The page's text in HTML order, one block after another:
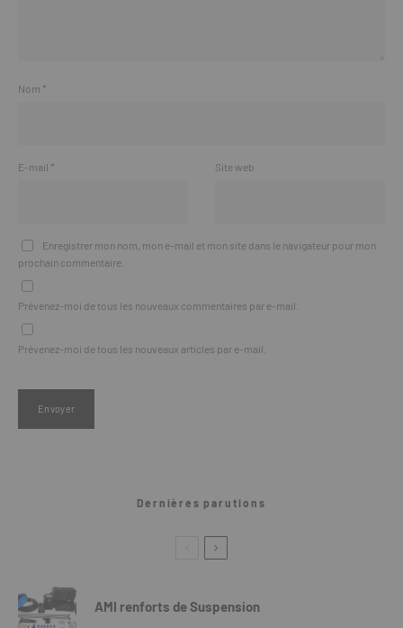
Nom *
E-mail * Site web
Enregistrer mon nom, mon e-mail et mon site dans le navigateur pour mon
prochain commentaire.
Prévenez-moi de tous les nouveaux commentaires par e-mail.
Prévenez-moi de tous les nouveaux articles par e-mail.
Dernières parutions
AMI renforts de Suspension